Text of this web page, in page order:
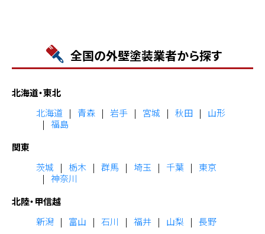
全国の外壁塗装業者から探す
北海道・東北
北海道
青森 岩手 宮城 秋田
山形
福島
関東
茨城
栃木 群馬 埼玉 千葉
東京
神奈川
北陸・甲信越
新潟
富山 石川 福井 山梨
長野